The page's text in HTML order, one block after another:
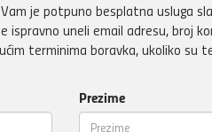
je potpuno besplatna usluga
uneli email adresu, broj
terminima boravka, ukoliko su
Prezime